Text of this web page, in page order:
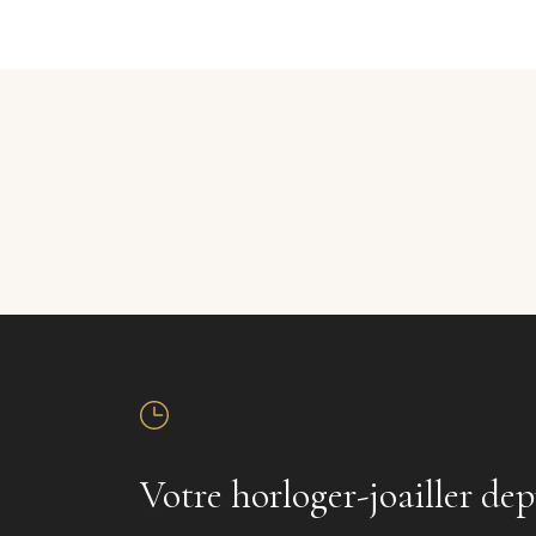
Votre horloger-joailler